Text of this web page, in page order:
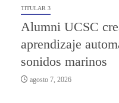
TITULAR 3
Alumni UCSC
aprendizaje
sonidos marinos
agosto 7, 2026